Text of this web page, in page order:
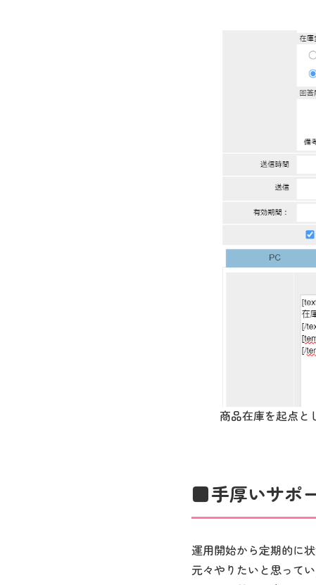
商品在庫を起点と
手厚いサポ
運用開始から定期的に
元々やりたいと思って